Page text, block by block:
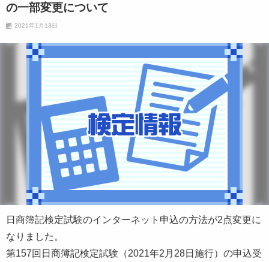
の一部変更について
2021年1月13日
日商簿記検定試験のインターネット申込の方法が2点変更に
なりました。
第157回日商簿記検定試験（2021年2月28日施行）の申込受